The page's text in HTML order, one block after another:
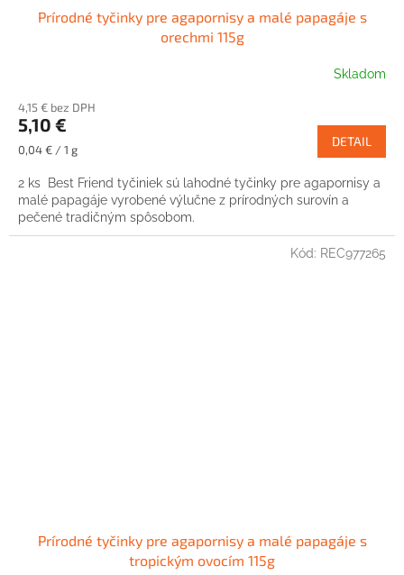
Prírodné tyčinky pre agapornisy a malé papagáje s
orechmi 115g
Skladom
4,15 € bez DPH
5,10 €
Jednotková
0,04 € / 1 g
DETAIL
2 ks Best Friend tyčiniek sú lahodné tyčinky pre agapornisy a
malé papagáje vyrobené výlučne z prírodných surovín a
pečené tradičným spôsobom.
Prírodné tyčinky pre agapornisy a malé papagáje s
tropickým ovocím 115g
Kód: REC977265